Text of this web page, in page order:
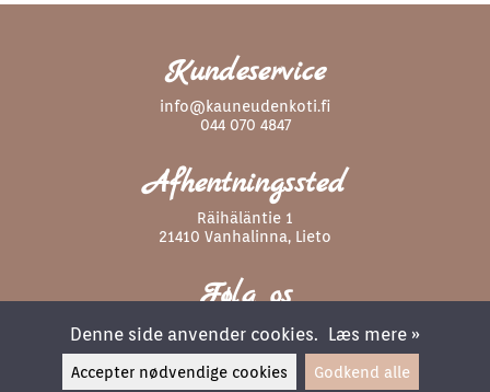
Kundeservice
info@kauneudenkoti.fi
044 070 4847
Afhentningssted
Räihäläntie 1
21410 Vanhalinna, Lieto
Følg os
Denne side anvender cookies. Læs mere »
Accepter nødvendige cookies Godkend alle